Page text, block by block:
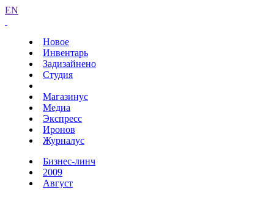
EN
Новое
Инвентарь
Задизайнено
Студия
Магазинус
Медиа
Экспресс
Иронов
Журналус
Бизнес-линч
2009
Август